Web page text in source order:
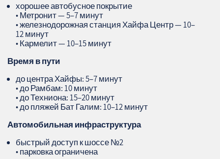
хорошее автобусное покрытие
• Метронит — 5–7 минут
• железнодорожная станция Хайфа Центр — 10–
12 минут
• Кармелит — 10–15 минут
Время в пути
до центра Хайфы: 5–7 минут
• до Рамбам: 10 минут
• до Техниона: 15–20 минут
• до пляжей Бат Галим: 10–12 минут
Автомобильная инфраструктура
быстрый доступ к шоссе №2
• парковка ограничена